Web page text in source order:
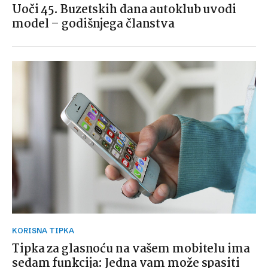
Uoči 45. Buzetskih dana autoklub uvodi
model – godišnjega članstva
KORISNA TIPKA
Tipka za glasnoću na vašem mobitelu ima
sedam funkcija: Jedna vam može spasiti